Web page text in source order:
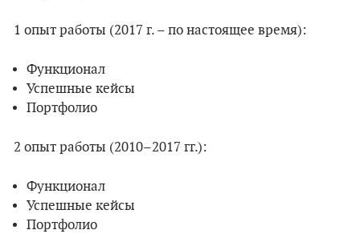
1 опыт работы (2017 г. – по настоящее время):
Функционал
Успешные кейсы
Портфолио
2 опыт работы (2010–2017 гг.):
Функционал
Успешные кейсы
Портфолио